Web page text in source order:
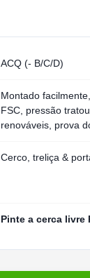
ACQ (- B/C/D)
Montado facilmente,
FSC, pressão
renováveis, prova
Cerco, treliça &
Pinte a cerca livre